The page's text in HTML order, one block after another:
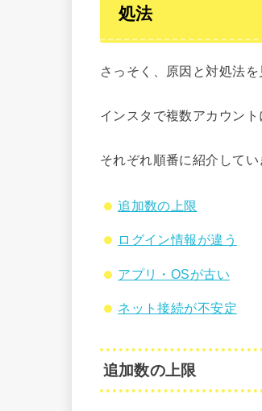
処法
さっそく、原因と対処法を
インスタで複数アカウン
それぞれ順番に紹介してい
追加数の上限
ログイン情報が違う
アプリ・OSが古い
ネット接続が不安定
追加数の上限